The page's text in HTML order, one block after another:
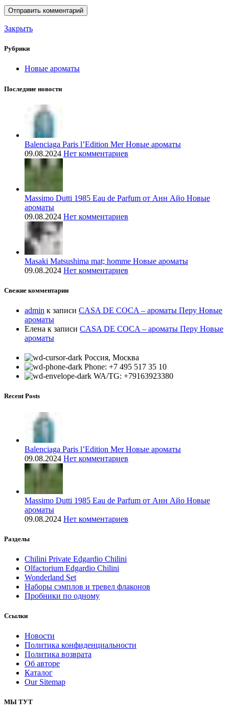
Закрыть
Рубрики
Новые ароматы
Последние новости
Balenciaga Paris l’Edition Mer Новые ароматы
09.08.2024 Нет комментариев
Massimo Dutti 1985 Eau de Parfum от Анн Айо Новые
ароматы
09.08.2024 Нет комментариев
Masaki Matsushima mat; homme Новые ароматы
09.08.2024 Нет комментариев
Свежие комментарии
admin к записи CASA DE COCA – ароматы Перу Новые
ароматы
Елена к записи CASA DE COCA – ароматы Перу Новые
ароматы
Россия, Москва
Phone: +7 495 517 35 10
WA/TG: +79163923380
Recent Posts
Balenciaga Paris l’Edition Mer Новые ароматы
09.08.2024 Нет комментариев
Massimo Dutti 1985 Eau de Parfum от Анн Айо Новые
ароматы
09.08.2024 Нет комментариев
Разделы
Chilini Private Edgardio Chilini
Olfactorium Edgardio Chilini
Wonderland Set
Наборы сэмплов и тревел флаконов
Пробники по одному
Ссылки
Новости
Политика конфиденциальности
Политика возврата
Об авторе
Каталог
Our Sitemap
МЫ ТУТ